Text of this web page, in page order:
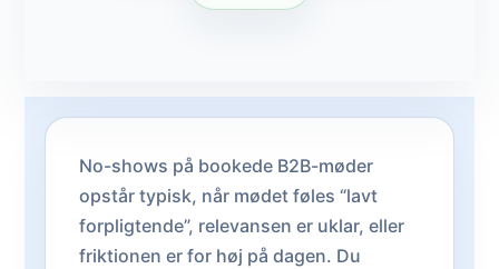
No-shows på bookede B2B-møder
opstår typisk, når mødet føles “lavt
forpligtende”, relevansen er uklar, eller
friktionen er for høj på dagen. Du